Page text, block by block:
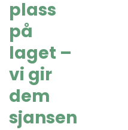
plass
på
laget –
vi gir
dem
sjansen